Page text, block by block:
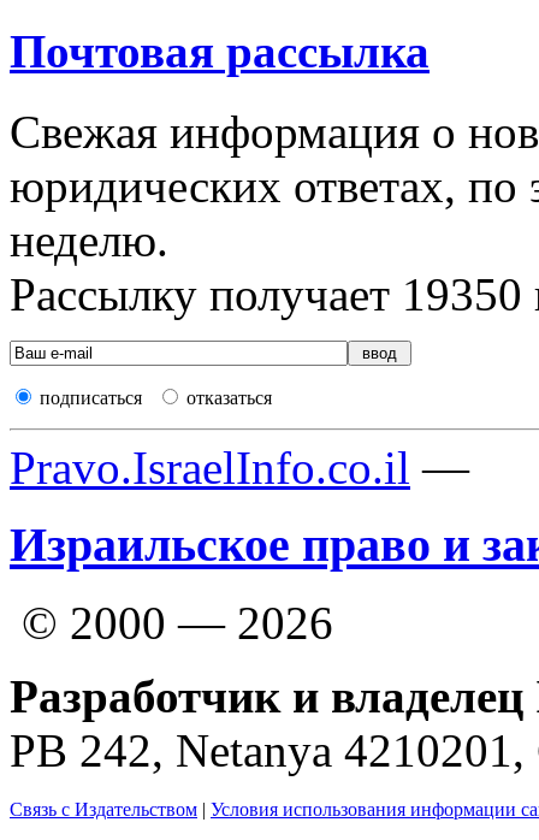
Почтовая рассылка
Свежая информация о
юридических ответах, по
неделю.
Рассылку получает 19350
подписаться отказаться
Pravo.IsraelInfo.co.il —
Израильское право и
© 2000 — 2026
Разработчик и
PB 242, Netanya
Связь с Издательством | Условия использования информации